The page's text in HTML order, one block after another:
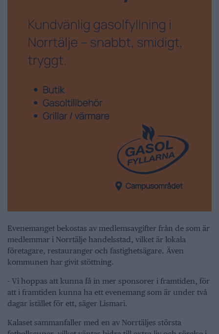
Evenemanget bekostas av medlemsavgifter från de som är
medlemmar i Norrtälje handelsstad, vilket är lokala
företagare, restauranger och fastighetsägare. Även
kommunen har givit stöttning.
- Vi hoppas att kunna få in mer sponsorer i framtiden, för
att i framtiden kunna ha ett evenemang som är under två
dagar istället för ett, säger Lismari.
Kalaset sammanfaller med en av Norrtäljes största